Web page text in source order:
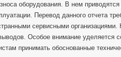
оборудования. В нем
Перевод данного отчета
сервисными
Особое внимание уделяется
принимать обоснованные